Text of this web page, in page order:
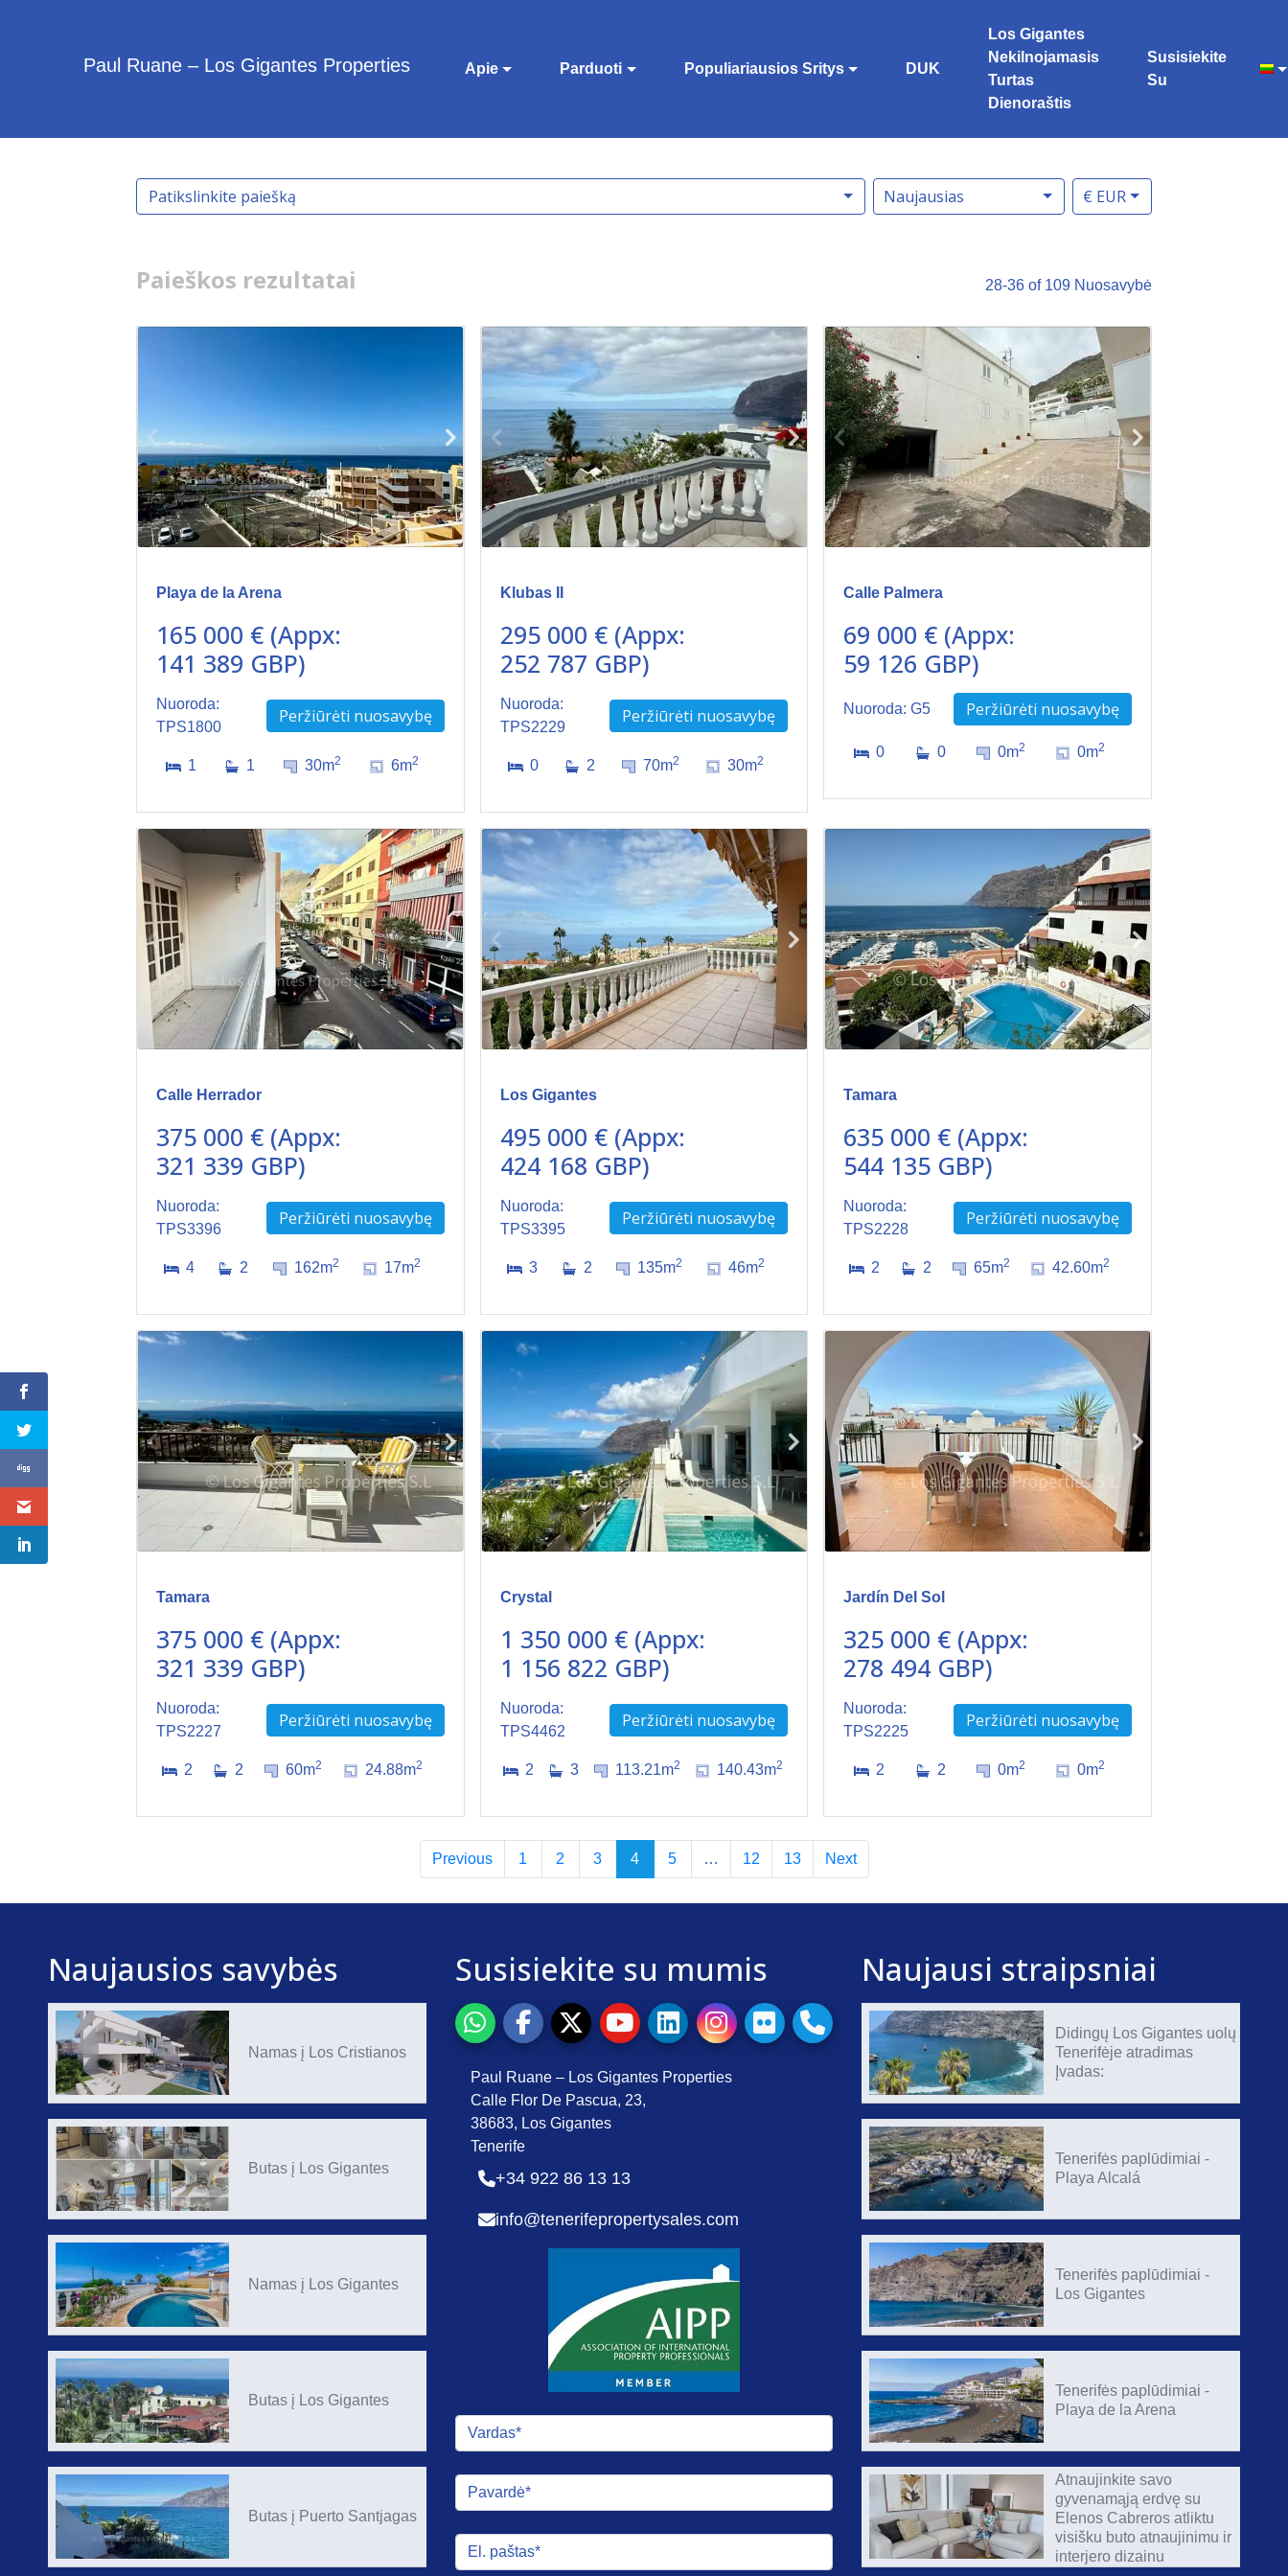
Paul Ruane – Los Gigantes Properties Apie Parduoti Populiariausios Sritys DUK
Los Gigantes
Nekilnojamasis
Turtas
Dienoraštis
Susisiekite
Su
Patikslinkite paiešką Naujausias € EUR
Paieškos rezultatai 28-36 of 109 Nuosavybė
Playa de la Arena
165 000 € (Appx:
141 389 GBP)
Nuoroda:
TPS1800
Peržiūrėti nuosavybę
1 1 30m2 6m2
Klubas II
295 000 € (Appx:
252 787 GBP)
Nuoroda:
TPS2229
Peržiūrėti nuosavybę
0 2 70m2 30m2
Calle Palmera
69 000 € (Appx:
59 126 GBP)
Nuoroda: G5 Peržiūrėti nuosavybę
0 0 0m2 0m2
Calle Herrador
375 000 € (Appx:
321 339 GBP)
Nuoroda:
TPS3396
Peržiūrėti nuosavybę
4 2 162m2 17m2
Los Gigantes
495 000 € (Appx:
424 168 GBP)
Nuoroda:
TPS3395
Peržiūrėti nuosavybę
3 2 135m2 46m2
Tamara
635 000 € (Appx:
544 135 GBP)
Nuoroda:
TPS2228
Peržiūrėti nuosavybę
2 2 65m2 42.60m2
Tamara
375 000 € (Appx:
321 339 GBP)
Nuoroda:
TPS2227
Peržiūrėti nuosavybę
2 2 60m2 24.88m2
Crystal
1 350 000 € (Appx:
1 156 822 GBP)
Nuoroda:
TPS4462
Peržiūrėti nuosavybę
2 3 113.21m2 140.43m2
Jardín Del Sol
325 000 € (Appx:
278 494 GBP)
Nuoroda:
TPS2225
Peržiūrėti nuosavybę
2 2 0m2 0m2
Previous 1 2 3 4 5 … 12 13 Next
Naujausios savybės
Namas į Los Cristianos
Butas į Los Gigantes
Namas į Los Gigantes
Butas į Los Gigantes
Butas į Puerto Santjagas
Susisiekite su mumis
Paul Ruane – Los Gigantes Properties
Calle Flor De Pascua, 23,
38683, Los Gigantes
Tenerife
+34 922 86 13 13
info@tenerifepropertysales.com
Naujausi straipsniai
Didingų Los Gigantes uolų
Tenerifėje atradimas
Įvadas:
Tenerifės paplūdimiai -
Playa Alcalá
Tenerifės paplūdimiai -
Los Gigantes
Tenerifės paplūdimiai -
Playa de la Arena
Atnaujinkite savo
gyvenamąją erdvę su
Elenos Cabreros atliktu
visišku buto atnaujinimu ir
interjero dizainu